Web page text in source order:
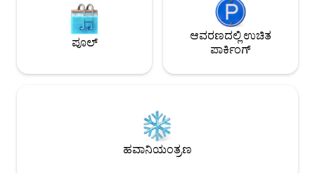
ಅಪಾರ್ಟ್‌ಮೆಂಟ್ ಧೂಮಪಾನ ಮಾಡದಿರುವುದು
ಮಾತ್ರ, ಆದರೆ ಹೊರಗೆ ಕುಳಿತುಕೊಳ್ಳಲು (ಮತ್ತು
ಧೂಮಪಾನ ಮಾಡಲು) ಶಾಂತಿಯುತ ಒಳಗಿನ
ಅಂಗಳವನ್ನು ಹೊಂದಿದೆ. ಸೌಲಭ್ಯಗಳು •
ಮತ್ತು ಅನಿಯಮಿತ ವೈರ್‌ಲೆಸ್ • ಸಂಪೂರ್ಣವಾಗಿ
ಯುಟಿಲಿಟಿ ರೂಮ್ • ತಾಜಾ ಟವೆಲ್‌ಗಳು ಮತ್ತು
ಅನ್ನು ಹೊಂದಿದ್ದೀರಿ ಮತ್ತು ನಿಮ್ಮ ಅಪಾರ್ಟ್‌ಮೆಂಟ್‌ನ
ಮುಂಭಾಗದಲ್ಲಿರುವ ಕೌಟ್ಯಾರ್ಡ್‌ನಲ್ಲಿ ಕುಳಿತುಕೊಳ್ಳುವ
ಪೂಲ್
ಆವರಣದಲ್ಲಿ ಉಚಿತ
ಪಾರ್ಕಿಂಗ್
ಹವಾನಿಯಂತ್ರಣ